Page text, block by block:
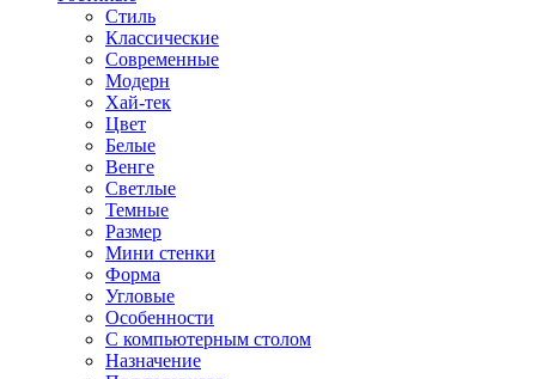
Стиль
Классические
Современные
Модерн
Хай-тек
Цвет
Белые
Венге
Светлые
Темные
Размер
Мини стенки
Форма
Угловые
Особенности
С компьютерным столом
Назначение